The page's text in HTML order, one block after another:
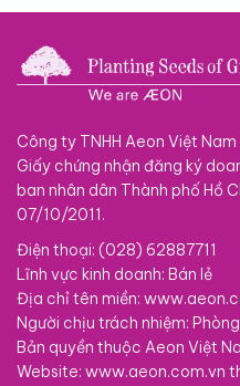
Công ty TNHH Aeon Việt
Giấy chứng nhận đăng ký
ban nhân dân Thành phố Hồ
07/10/2011.
Điện thoại: (028) 62887711
Lĩnh vực kinh doanh: Bán lẻ
Địa chỉ tên miền:
Người chịu trách nhiệm:
Bản quyền thuộc Aeon Việt
Website: www.aeon.com.vn